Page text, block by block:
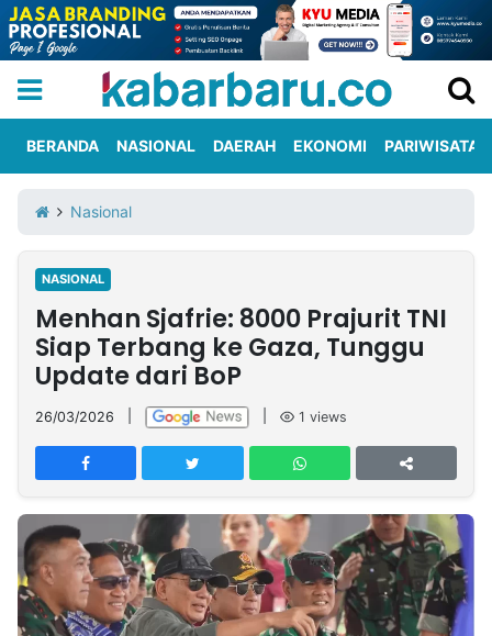
Iklan
Berita
Kami
Nasional
International
Olahraga
Entertainment
Daerah
Pariwisata
Kuliner
Kolom
Network
PT
TREETAN
INDONESIA
Partner
BERANDA NASIONAL DAERAH EKONOMI PARIWISATA
Nasional
NASIONAL
Menhan Sjafrie: 8000 Prajurit TNI
Siap Terbang ke Gaza, Tunggu
Update dari BoP
26/03/2026 1 views